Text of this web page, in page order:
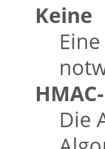
Keine
Die